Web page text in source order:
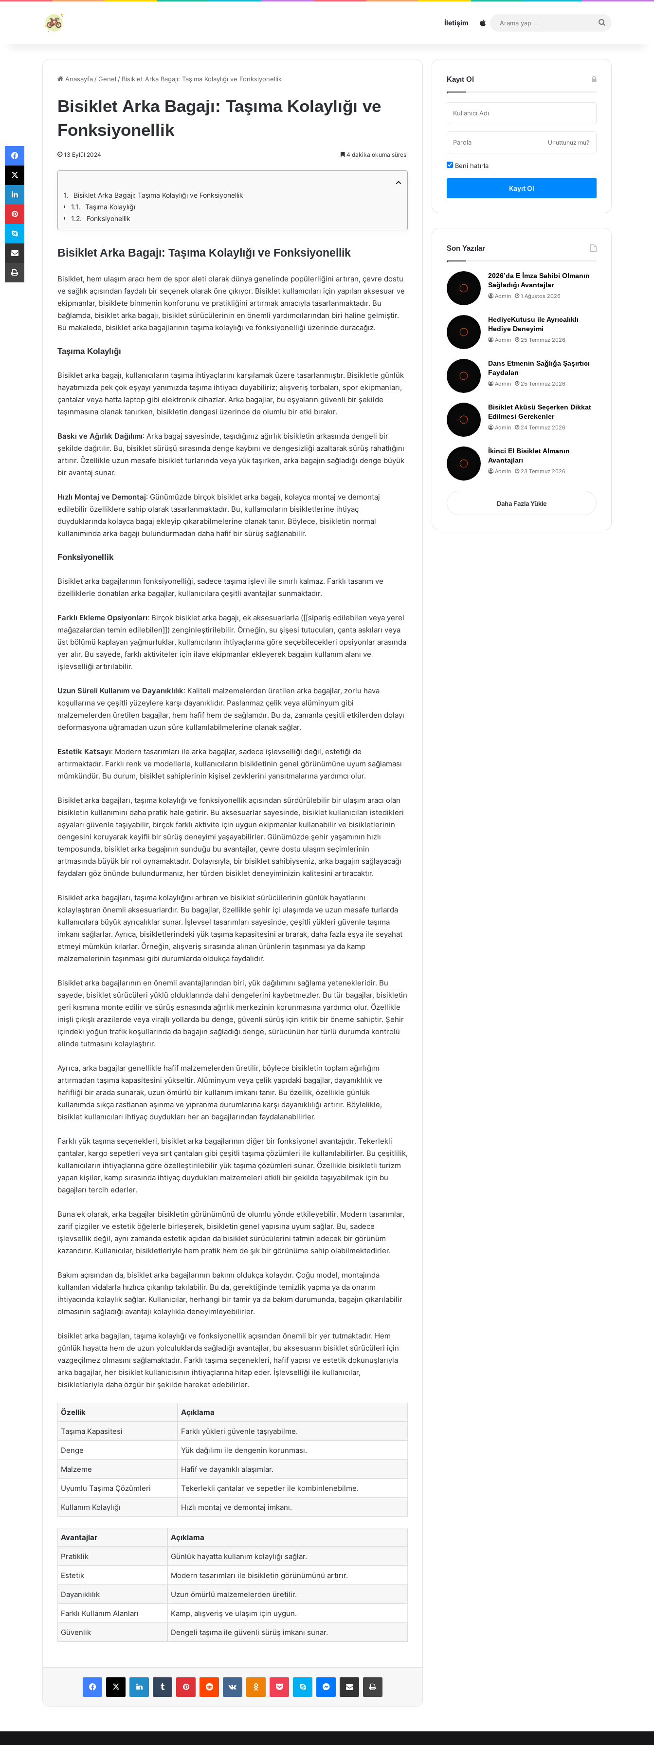
İletişim Sitemap
...
Anasayfa /Genel / Bisiklet Arka Bagajı: Taşıma Kolaylığı ve Fonksiyonellik
Bisiklet Arka Bagajı: Taşıma Kolaylığı ve
Fonksiyonellik
13 Eylül 2024 4 dakika okuma süresi
Bisiklet Arka Bagajı: Taşıma Kolaylığı ve Fonksiyonellik
Taşıma Kolaylığı
Fonksiyonellik
Bisiklet Arka Bagajı: Taşıma Kolaylığı ve Fonksiyonellik
Bisiklet, hem ulaşım aracı hem de spor aleti olarak dünya genelinde popülerliğini artıran, çevre dostu
ve sağlık açısından faydalı bir seçenek olarak öne çıkıyor. Bisiklet kullanıcıları için yapılan aksesuar ve
ekipmanlar, bisiklete binmenin konforunu ve pratikliğini artırmak amacıyla tasarlanmaktadır. Bu
bağlamda, bisiklet arka bagajı, bisiklet sürücülerinin en önemli yardımcılarından biri haline gelmiştir.
Bu makalede, bisiklet arka bagajlarının taşıma kolaylığı ve fonksiyonelliği üzerinde duracağız.
Taşıma Kolaylığı
Bisiklet arka bagajı, kullanıcıların taşıma ihtiyaçlarını karşılamak üzere tasarlanmıştır. Bisikletle günlük
hayatımızda pek çok eşyayı yanımızda taşıma ihtiyacı duyabiliriz; alışveriş torbaları, spor ekipmanları,
çantalar veya hatta laptop gibi elektronik cihazlar. Arka bagajlar, bu eşyaların güvenli bir şekilde
taşınmasına olanak tanırken, bisikletin dengesi üzerinde de olumlu bir etki bırakır.
Baskı ve Ağırlık Dağılımı: Arka bagaj sayesinde, taşıdığınız ağırlık bisikletin arkasında dengeli bir
şekilde dağıtılır. Bu, bisiklet sürüşü sırasında denge kaybını ve dengesizliği azaltarak sürüş rahatlığını
artırır. Özellikle uzun mesafe bisiklet turlarında veya yük taşırken, arka bagajın sağladığı denge büyük
bir avantaj sunar.
Hızlı Montaj ve Demontaj: Günümüzde birçok bisiklet arka bagajı, kolayca montaj ve demontaj
edilebilir özelliklere sahip olarak tasarlanmaktadır. Bu, kullanıcıların bisikletlerine ihtiyaç
duyduklarında kolayca bagaj ekleyip çıkarabilmelerine olanak tanır. Böylece, bisikletin normal
kullanımında arka bagajı bulundurmadan daha hafif bir sürüş sağlanabilir.
Fonksiyonellik
Bisiklet arka bagajlarının fonksiyonelliği, sadece taşıma işlevi ile sınırlı kalmaz. Farklı tasarım ve
özelliklerle donatılan arka bagajlar, kullanıcılara çeşitli avantajlar sunmaktadır.
Farklı Ekleme Opsiyonları: Birçok bisiklet arka bagajı, ek aksesuarlarla ([[sipariş edilebilen veya yerel
mağazalardan temin edilebilen]]) zenginleştirilebilir. Örneğin, su şişesi tutucuları, çanta askıları veya
üst bölümü kaplayan yağmurluklar, kullanıcıların ihtiyaçlarına göre seçebilecekleri opsiyonlar arasında
yer alır. Bu sayede, farklı aktiviteler için ilave ekipmanlar ekleyerek bagajın kullanım alanı ve
işlevselliği artırılabilir.
Uzun Süreli Kullanım ve Dayanıklılık: Kaliteli malzemelerden üretilen arka bagajlar, zorlu hava
koşullarına ve çeşitli yüzeylere karşı dayanıklıdır. Paslanmaz çelik veya alüminyum gibi
malzemelerden üretilen bagajlar, hem hafif hem de sağlamdır. Bu da, zamanla çeşitli etkilerden dolayı
deformasyona uğramadan uzun süre kullanılabilmelerine olanak sağlar.
Estetik Katsayı: Modern tasarımları ile arka bagajlar, sadece işlevselliği değil, estetiği de
artırmaktadır. Farklı renk ve modellerle, kullanıcıların bisikletinin genel görünümüne uyum sağlaması
mümkündür. Bu durum, bisiklet sahiplerinin kişisel zevklerini yansıtmalarına yardımcı olur.
Bisiklet arka bagajları, taşıma kolaylığı ve fonksiyonellik açısından sürdürülebilir bir ulaşım aracı olan
bisikletin kullanımını daha pratik hale getirir. Bu aksesuarlar sayesinde, bisiklet kullanıcıları istedikleri
eşyaları güvenle taşıyabilir, birçok farklı aktivite için uygun ekipmanlar kullanabilir ve bisikletlerinin
dengesini koruyarak keyifli bir sürüş deneyimi yaşayabilirler. Günümüzde şehir yaşamının hızlı
temposunda, bisiklet arka bagajının sunduğu bu avantajlar, çevre dostu ulaşım seçimlerinin
artmasında büyük bir rol oynamaktadır. Dolayısıyla, bir bisiklet sahibiyseniz, arka bagajın sağlayacağı
faydaları göz önünde bulundurmanız, her türden bisiklet deneyiminizin kalitesini artıracaktır.
Bisiklet arka bagajları, taşıma kolaylığını artıran ve bisiklet sürücülerinin günlük hayatlarını
kolaylaştıran önemli aksesuarlardır. Bu bagajlar, özellikle şehir içi ulaşımda ve uzun mesafe turlarda
kullanıcılara büyük ayrıcalıklar sunar. İşlevsel tasarımları sayesinde, çeşitli yükleri güvenle taşıma
imkanı sağlarlar. Ayrıca, bisikletlerindeki yük taşıma kapasitesini artırarak, daha fazla eşya ile seyahat
etmeyi mümkün kılarlar. Örneğin, alışveriş sırasında alınan ürünlerin taşınması ya da kamp
malzemelerinin taşınması gibi durumlarda oldukça faydalıdır.
Bisiklet arka bagajlarının en önemli avantajlarından biri, yük dağılımını sağlama yetenekleridir. Bu
sayede, bisiklet sürücüleri yüklü olduklarında dahi dengelerini kaybetmezler. Bu tür bagajlar, bisikletin
geri kısmına monte edilir ve sürüş esnasında ağırlık merkezinin korunmasına yardımcı olur. Özellikle
inişli çıkışlı arazilerde veya virajlı yollarda bu denge, güvenli sürüş için kritik bir öneme sahiptir. Şehir
içindeki yoğun trafik koşullarında da bagajın sağladığı denge, sürücünün her türlü durumda kontrolü
elinde tutmasını kolaylaştırır.
Ayrıca, arka bagajlar genellikle hafif malzemelerden üretilir, böylece bisikletin toplam ağırlığını
artırmadan taşıma kapasitesini yükseltir. Alüminyum veya çelik yapıdaki bagajlar, dayanıklılık ve
hafifliği bir arada sunarak, uzun ömürlü bir kullanım imkanı tanır. Bu özellik, özellikle günlük
kullanımda sıkça rastlanan aşınma ve yıpranma durumlarına karşı dayanıklılığı artırır. Böylelikle,
bisiklet kullanıcıları ihtiyaç duydukları her an bagajlarından faydalanabilirler.
Farklı yük taşıma seçenekleri, bisiklet arka bagajlarının diğer bir fonksiyonel avantajıdır. Tekerlekli
çantalar, kargo sepetleri veya sırt çantaları gibi çeşitli taşıma çözümleri ile kullanılabilirler. Bu çeşitlilik,
kullanıcıların ihtiyaçlarına göre özelleştirilebilir yük taşıma çözümleri sunar. Özellikle bisikletli turizm
yapan kişiler, kamp sırasında ihtiyaç duydukları malzemeleri etkili bir şekilde taşıyabilmek için bu
bagajları tercih ederler.
Buna ek olarak, arka bagajlar bisikletin görünümünü de olumlu yönde etkileyebilir. Modern tasarımlar,
zarif çizgiler ve estetik öğelerle birleşerek, bisikletin genel yapısına uyum sağlar. Bu, sadece
işlevsellik değil, aynı zamanda estetik açıdan da bisiklet sürücülerini tatmin edecek bir görünüm
kazandırır. Kullanıcılar, bisikletleriyle hem pratik hem de şık bir görünüme sahip olabilmektedirler.
Bakım açısından da, bisiklet arka bagajlarının bakımı oldukça kolaydır. Çoğu model, montajında
kullanılan vidalarla hızlıca çıkarılıp takılabilir. Bu da, gerektiğinde temizlik yapma ya da onarım
ihtiyacında kolaylık sağlar. Kullanıcılar, herhangi bir tamir ya da bakım durumunda, bagajın çıkarılabilir
olmasının sağladığı avantajı kolaylıkla deneyimleyebilirler.
bisiklet arka bagajları, taşıma kolaylığı ve fonksiyonellik açısından önemli bir yer tutmaktadır. Hem
günlük hayatta hem de uzun yolculuklarda sağladığı avantajlar, bu aksesuarın bisiklet sürücüleri için
vazgeçilmez olmasını sağlamaktadır. Farklı taşıma seçenekleri, hafif yapısı ve estetik dokunuşlarıyla
arka bagajlar, her bisiklet kullanıcısının ihtiyaçlarına hitap eder. İşlevselliği ile kullanıcılar,
bisikletleriyle daha özgür bir şekilde hareket edebilirler.
Özellik Açıklama
Taşıma Kapasitesi Farklı yükleri güvenle taşıyabilme.
Denge Yük dağılımı ile dengenin korunması.
Malzeme Hafif ve dayanıklı alaşımlar.
Uyumlu Taşıma Çözümleri Tekerlekli çantalar ve sepetler ile kombinlenebilme.
Kullanım Kolaylığı Hızlı montaj ve demontaj imkanı.
Avantajlar Açıklama
Pratiklik Günlük hayatta kullanım kolaylığı sağlar.
Estetik Modern tasarımları ile bisikletin görünümünü artırır.
Dayanıklılık Uzun ömürlü malzemelerden üretilir.
Farklı Kullanım Alanları Kamp, alışveriş ve ulaşım için uygun.
Güvenlik Dengeli taşıma ile güvenli sürüş imkanı sunar.
Facebook
X LinkedInTumblr PinterestReddit VKontakteOdnoklassniki
Pocket Skype Messenger
E-Posta ile paylaş Yazdır
Kayıt Ol
Unuttunuz mu?
Beni hatırla
Kayıt Ol
Son Yazılar
2026’da E İmza Sahibi Olmanın
Sağladığı Avantajlar
Admin 1 Ağustos 2026
HediyeKutusu ile Ayrıcalıklı
Hediye Deneyimi
Admin 25 Temmuz 2026
Dans Etmenin Sağlığa Şaşırtıcı
Faydaları
Admin 25 Temmuz 2026
Bisiklet Aküsü Seçerken Dikkat
Edilmesi Gerekenler
Admin 24 Temmuz 2026
İkinci El Bisiklet Almanın
Avantajları
Admin 23 Temmuz 2026
Daha Fazla Yükle
Facebook
X
LinkedIn
Pinterest
Skype
E-Posta ile paylaş